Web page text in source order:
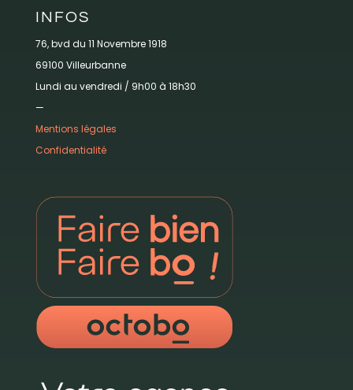
INFOS
76, bvd du 11 Novembre 1918
69100 Villeurbanne
Lundi au vendredi / 9h00 à 18h30
—
Mentions légales
Confidentialité